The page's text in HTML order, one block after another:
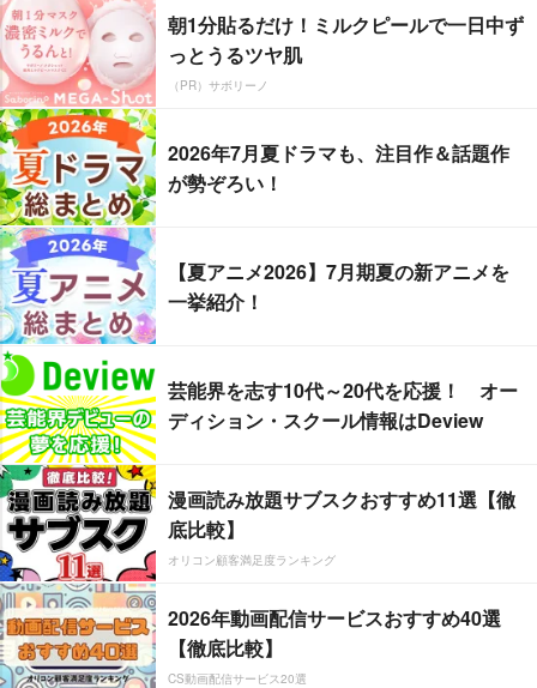
朝1分貼るだけ！ミルクピールで一日中ず
っとうるツヤ肌
（PR）サボリーノ
2026年7月夏ドラマも、注目作＆話題作
が勢ぞろい！
【夏アニメ2026】7月期夏の新アニメを
一挙紹介！
芸能界を志す10代～20代を応援！ オー
ディション・スクール情報はDeview
漫画読み放題サブスクおすすめ11選【徹
底比較】
オリコン顧客満足度ランキング
2026年動画配信サービスおすすめ40選
【徹底比較】
CS動画配信サービス20選